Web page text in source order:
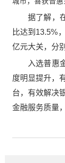
据了解，
比达到13.5%
亿元大关，分
入选普惠
度明显提升，
台，有效解决
金融服务质量